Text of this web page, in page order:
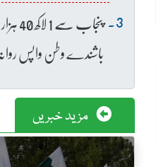
باشندے وطن واپس
مزید خبریں